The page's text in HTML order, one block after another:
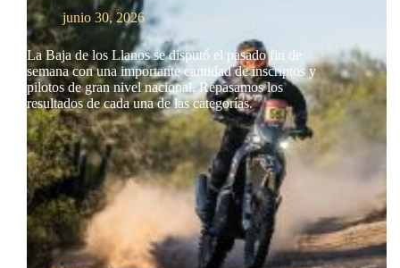
junio 30, 2026
La Baja de los Llanos se disputó el pasado fin de
semana con una importante cantidad de inscriptos y
pilotos de gran nivel nacional. Repasamos los
resultados de cada una de las categorías.